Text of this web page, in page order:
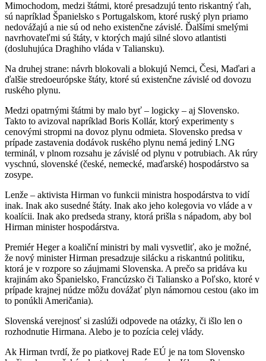
Mimochodom, medzi štátmi, ktoré presadzujú tento riskantný ťah,
sú napríklad Španielsko s Portugalskom, ktoré ruský plyn priamo
nedovážajú a nie sú od neho existenčne závislé. Ďalšími smelými
navrhovateľmi sú štáty, v ktorých majú silné slovo atlantisti
(dosluhujúca Draghiho vláda v Taliansku).
Na druhej strane: návrh blokovali a blokujú Nemci, Česi, Maďari a
ďalšie stredoeurópske štáty, ktoré sú existenčne závislé od dovozu
ruského plynu.
Medzi opatrnými štátmi by malo byť – logicky – aj Slovensko.
Takto to avizoval napríklad Boris Kollár, ktorý experimenty s
cenovými stropmi na dovoz plynu odmieta. Slovensko predsa v
prípade zastavenia dodávok ruského plynu nemá jediný LNG
terminál, v plnom rozsahu je závislé od plynu v potrubiach. Ak rúry
vyschnú, slovenské (české, nemecké, maďarské) hospodárstvo sa
zosype.
Lenže – aktivista Hirman vo funkcii ministra hospodárstva to vidí
inak. Inak ako susedné štáty. Inak ako jeho kolegovia vo vláde a v
koalícii. Inak ako predseda strany, ktorá prišla s nápadom, aby bol
Hirman minister hospodárstva.
Premiér Heger a koaliční ministri by mali vysvetliť, ako je možné,
že nový minister Hirman presadzuje silácku a riskantnú politiku,
ktorá je v rozpore so záujmami Slovenska. A prečo sa pridáva ku
krajinám ako Španielsko, Francúzsko či Taliansko a Poľsko, ktoré v
prípade krajnej núdze môžu dovážať plyn námornou cestou (ako im
to ponúkli Američania).
Slovenská verejnosť si zaslúži odpovede na otázky, či išlo len o
rozhodnutie Hirmana. Alebo je to pozícia celej vlády.
Ak Hirman tvrdí, že po piatkovej Rade EÚ je na tom Slovensko